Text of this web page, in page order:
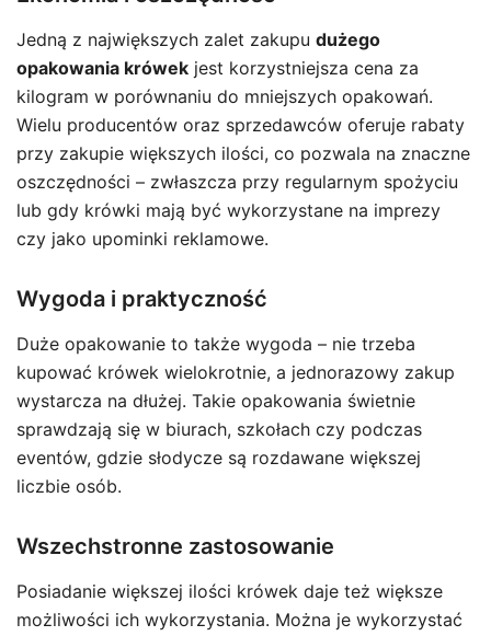
Jedną z największych zalet zakupu dużego
opakowania krówek jest korzystniejsza cena za
kilogram w porównaniu do mniejszych opakowań.
Wielu producentów oraz sprzedawców oferuje rabaty
przy zakupie większych ilości, co pozwala na znaczne
oszczędności – zwłaszcza przy regularnym spożyciu
lub gdy krówki mają być wykorzystane na imprezy
czy jako upominki reklamowe.
Wygoda i praktyczność
Duże opakowanie to także wygoda – nie trzeba
kupować krówek wielokrotnie, a jednorazowy zakup
wystarcza na dłużej. Takie opakowania świetnie
sprawdzają się w biurach, szkołach czy podczas
eventów, gdzie słodycze są rozdawane większej
liczbie osób.
Wszechstronne zastosowanie
Posiadanie większej ilości krówek daje też większe
możliwości ich wykorzystania. Można je wykorzystać